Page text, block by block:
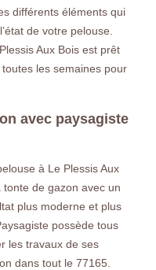
différents éléments qui
de votre pelouse.
Aux Bois est prêt
les semaines pour
avec paysagiste
à Le Plessis Aux
tonte de gazon avec un
plus moderne et plus
possède tous
les travaux de ses
dans tout le 77165.